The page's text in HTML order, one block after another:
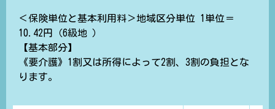
＜保険単位と基本利用料＞地域区分単位 1単位＝
10.42円（6級地 ）
【基本部分】
《要介護》1割又は所得によって2割、3割の負担とな
ります。